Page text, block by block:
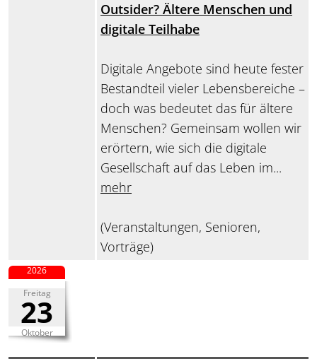
Outsider? Ältere Menschen und
digitale Teilhabe
Digitale Angebote sind heute fester
Bestandteil vieler Lebensbereiche –
doch was bedeutet das für ältere
Menschen? Gemeinsam wollen wir
erörtern, wie sich die digitale
Gesellschaft auf das Leben im...
mehr
(Veranstaltungen, Senioren,
Vorträge)
Freitag
23
Oktober
2026